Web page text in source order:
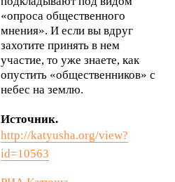
«опроса общественного
мнения». И если вы вдруг
захотите принять в нем
участие, то уже знаете, как
опустить «общественников» с
небес на землю.
Источник.
http://katyusha.org/view?
id=10563